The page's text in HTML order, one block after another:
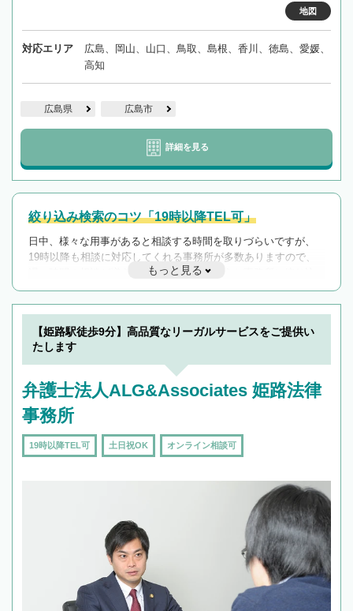
地図
対応エリア
広島、岡山、山口、鳥取、島根、香川、徳島、愛媛、
高知
広島県 広島市
詳細を見る
絞り込み検索のコツ「19時以降TEL可」
日中、様々な用事があると相談する時間を取りづらいですが、
19時以降も相談に対応してくれる事務所が多数ありますので、
遅い時間の相談が増えそうな場合はそのような事務所に絞り込
んで検索してみましょう。
19時以降TEL可の条件
を加えて再検索
もっと見る
【姫路駅徒歩9分】高品質なリーガルサービスをご提供い
たします
弁護士法人ALG&Associates 姫路法律
事務所
19時以降TEL可 土日祝OK オンライン相談可